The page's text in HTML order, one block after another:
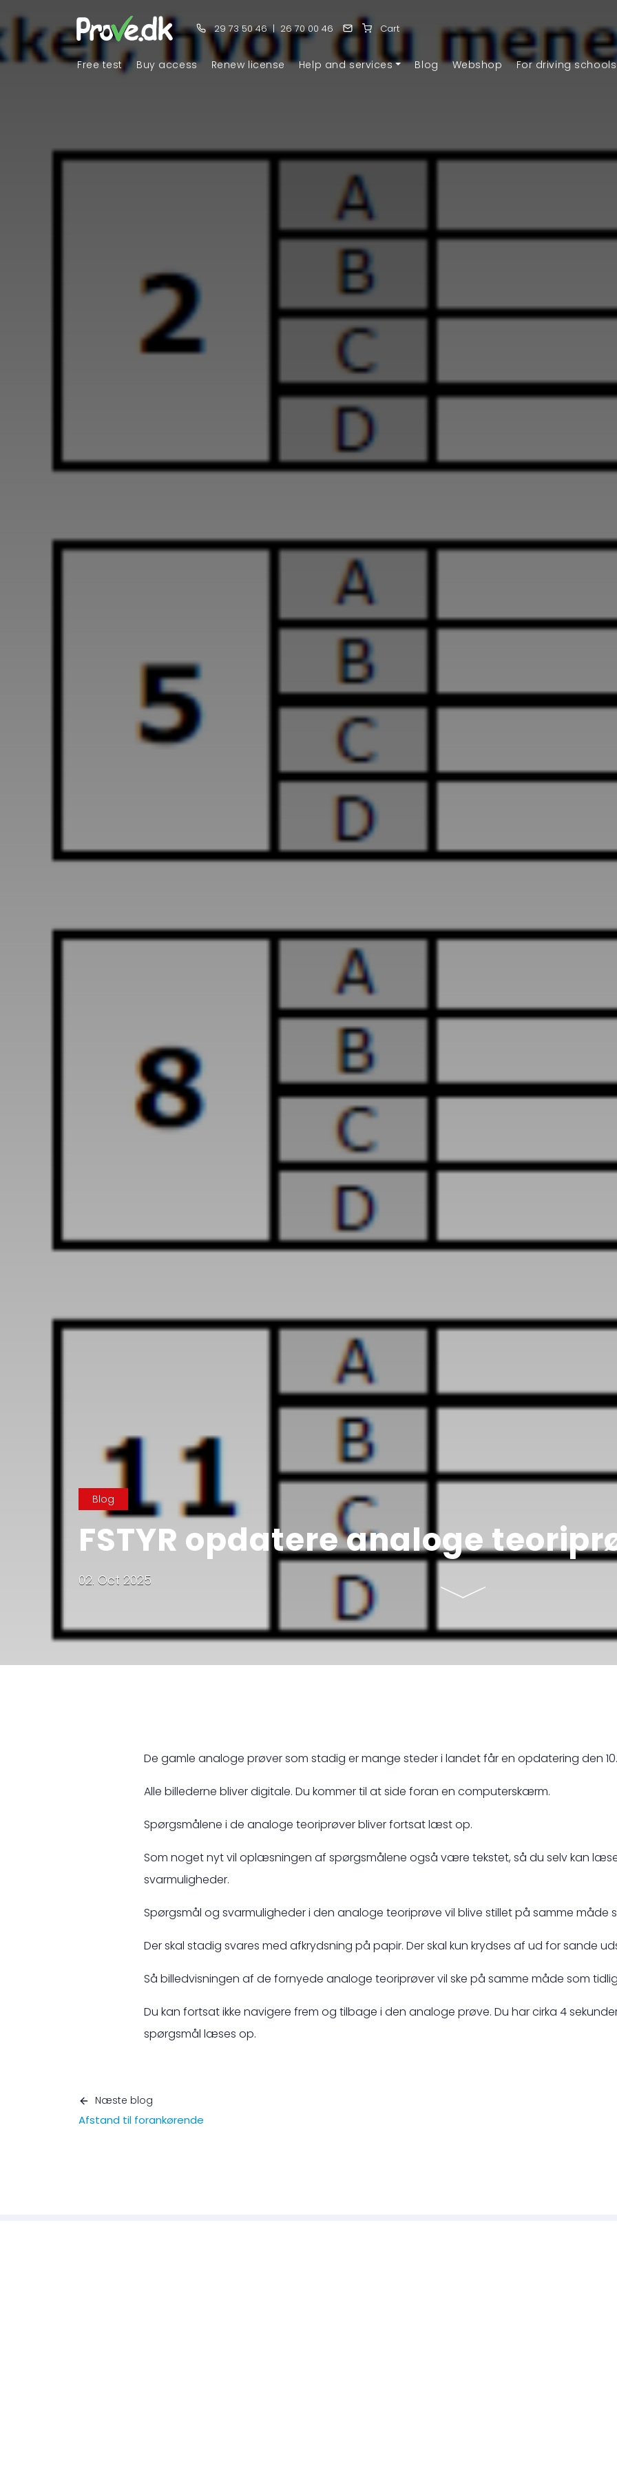
29 73 50 46 | 26 70 00 46 Cart
Free test Buy access Renew license Help and services Blog Webshop For driving schools
Blog
FSTYR opdatere analoge
02. Oct 2025
De gamle analoge prøver som stadig er mange steder i landet får en opdatering den
Alle billederne bliver digitale. Du kommer til at side foran en computerskærm.
Spørgsmålene i de analoge teoriprøver bliver fortsat læst op.
Som noget nyt vil oplæsningen af spørgsmålene også være tekstet, så du selv kan
svarmuligheder.
Spørgsmål og svarmuligheder i den analoge teoriprøve vil blive stillet på samme måde
Der skal stadig svares med afkrydsning på papir. Der skal kun krydses af ud for sande
Så billedvisningen af de fornyede analoge teoriprøver vil ske på samme måde som
Du kan fortsat ikke navigere frem og tilbage i den analoge prøve. Du har cirka 4
spørgsmål læses op.
Næste blog
Afstand til forankørende